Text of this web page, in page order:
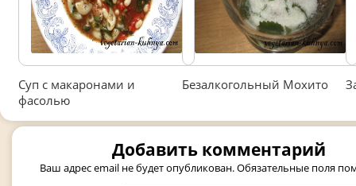
Суп с макаронами и
фасолью
Безалкогольный Мохито
Добавить комментарий
Ваш адрес email не будет опубликован.Обязательные поля